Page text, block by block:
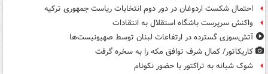
احتمال شکست اردوغان در دور دوم انتخابات ریاست جمهوری ترکیه
واکنش سرپرست باشگاه استقلال به انتقادات
آتش‌سوزی گسترده در ارتفاعات لبنان توسط صهیونیست‌ها
کاریکاتور/ کمال شرف توافق مکه را به سخره گرفت
شوک شبانه به تراکتور با حضور نکونام